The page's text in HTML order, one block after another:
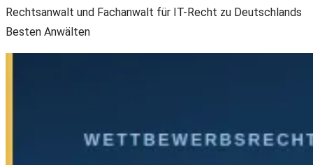
Rechtsanwalt und Fachanwalt für IT-Recht zu Deutschlands
Besten Anwälten